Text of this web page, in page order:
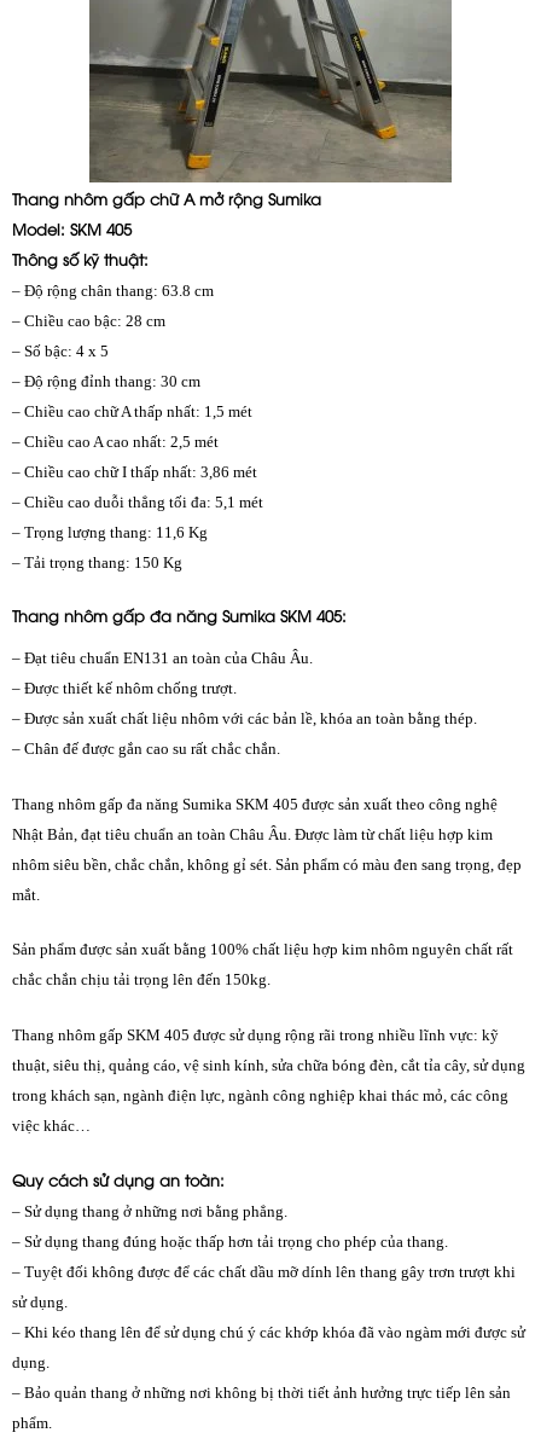
Thang nhôm gấp chữ A mở rộng Sumika
Model: SKM 405
Thông số kỹ thuật:
– Độ rộng chân thang: 63.8 cm
– Chiều cao bậc: 28 cm
– Số bậc: 4 x 5
– Độ rộng đỉnh thang: 30 cm
– Chiều cao chữ A thấp nhất: 1,5 mét
– Chiều cao A cao nhất: 2,5 mét
– Chiều cao chữ I thấp nhất: 3,86 mét
– Chiều cao duỗi thẳng tối đa: 5,1 mét
– Trọng lượng thang: 11,6 Kg
– Tải trọng thang: 150 Kg
Thang nhôm gấp đa năng Sumika SKM 405:
– Đạt tiêu chuẩn EN131 an toàn của Châu Âu.
– Được thiết kế nhôm chống trượt.
– Được sản xuất chất liệu nhôm với các bản lề, khóa an toàn bằng thép.
– Chân đế được gắn cao su rất chắc chắn.
Thang nhôm gấp đa năng Sumika SKM 405 được sản xuất theo công nghệ
Nhật Bản, đạt tiêu chuẩn an toàn Châu Âu. Được làm từ chất liệu hợp kim
nhôm siêu bền, chắc chắn, không gỉ sét. Sản phẩm có màu đen sang trọng, đẹp
mắt.
Sản phẩm được sản xuất bằng 100% chất liệu hợp kim nhôm nguyên chất rất
chắc chắn chịu tải trọng lên đến 150kg.
Thang nhôm gấp SKM 405 được sử dụng rộng rãi trong nhiều lĩnh vực: kỹ
thuật, siêu thị, quảng cáo, vệ sinh kính, sửa chữa bóng đèn, cắt tỉa cây, sử dụng
trong khách sạn, ngành điện lực, ngành công nghiệp khai thác mỏ, các công
việc khác…
Quy cách sử dụng an toàn:
– Sử dụng thang ở những nơi bằng phẳng.
– Sử dụng thang đúng hoặc thấp hơn tải trọng cho phép của thang.
– Tuyệt đối không được để các chất dầu mỡ dính lên thang gây trơn trượt khi
sử dụng.
– Khi kéo thang lên để sử dụng chú ý các khớp khóa đã vào ngàm mới được sử
dụng.
– Bảo quản thang ở những nơi không bị thời tiết ảnh hưởng trực tiếp lên sản
phẩm.